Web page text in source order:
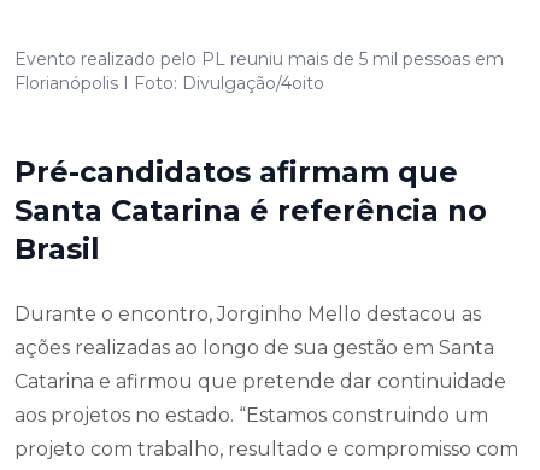
Evento realizado pelo PL reuniu mais de 5 mil pessoas em
Florianópolis I Foto: Divulgação/4oito
Pré-candidatos afirmam que
Santa Catarina é referência no
Brasil
Durante o encontro, Jorginho Mello destacou as
ações realizadas ao longo de sua gestão em Santa
Catarina e afirmou que pretende dar continuidade
aos projetos no estado. “Estamos construindo um
projeto com trabalho, resultado e compromisso com